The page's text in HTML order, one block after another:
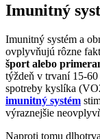
Imunitný
Imunitný systém a
ovplyvňujú rôzne
šport alebo
týždeň v trvaní 15-
spotreby kyslíka
imunitný systém
výraznejšie
Naproti tomu